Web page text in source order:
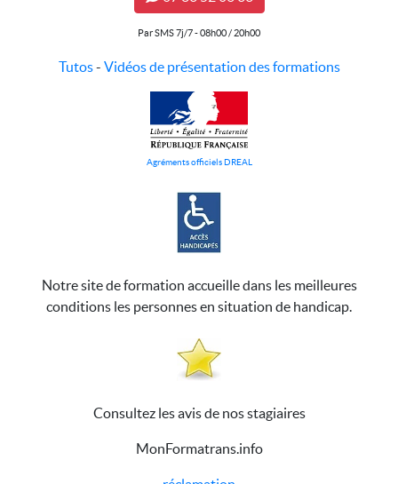
Par SMS 7j/7 - 08h00 / 20h00
Tutos- Vidéos de présentation des formations
Agréments officiels DREAL
Notre site de formation accueille dans les meilleures
conditions les personnes en situation de handicap.
Consultez les avis de nos stagiaires
MonFormatrans.info